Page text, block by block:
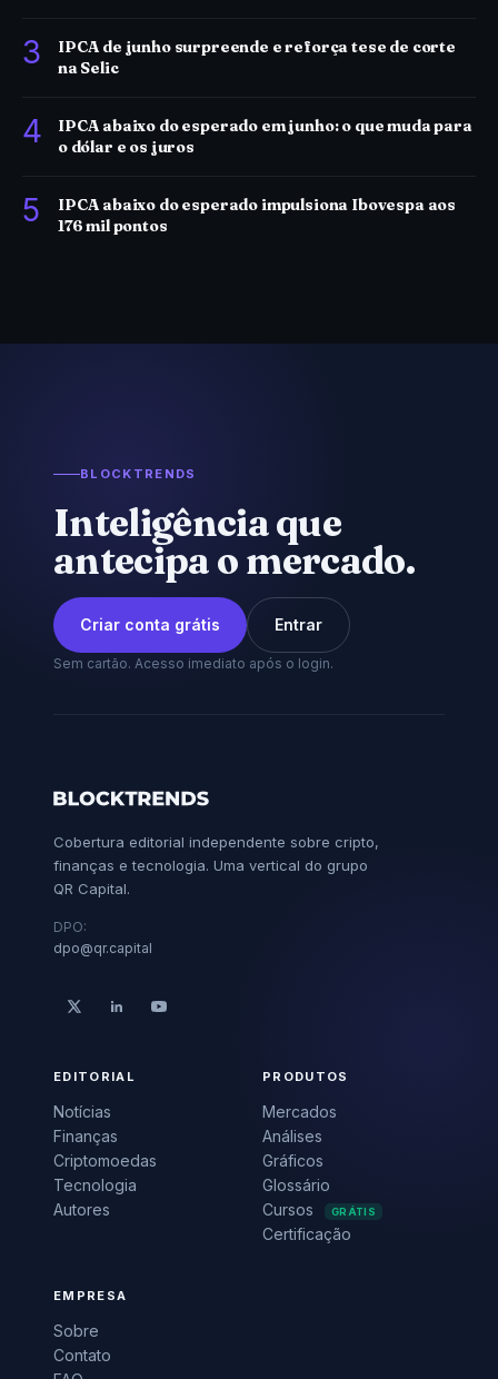
3
IPCA de junho surpreende e reforça tese de corte
na Selic
4
IPCA abaixo do esperado em junho: o que muda para
o dólar e os juros
5
IPCA abaixo do esperado impulsiona Ibovespa aos
176 mil pontos
BLOCKTRENDS
Inteligência que
antecipa o mercado.
Criar conta grátis Entrar
Sem cartão. Acesso imediato após o login.
Cobertura editorial independente sobre cripto,
finanças e tecnologia. Uma vertical do grupo
QR Capital.
DPO:
dpo@qr.capital
EDITORIAL
Notícias
Finanças
Criptomoedas
Tecnologia
Autores
PRODUTOS
Mercados
Análises
Gráficos
Glossário
Cursos
GRÁTIS
Certificação
EMPRESA
Sobre
Contato